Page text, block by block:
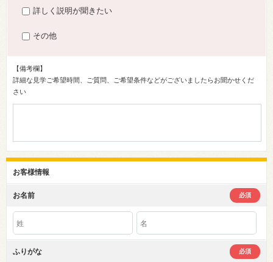
詳しく説明が聞きたい
その他
【備考欄】
詳細な見学ご希望時間、ご質問、ご希望条件などがございましたらお聞かせくだ
さい
お客様情報
お名前 必須
ふりがな 必須